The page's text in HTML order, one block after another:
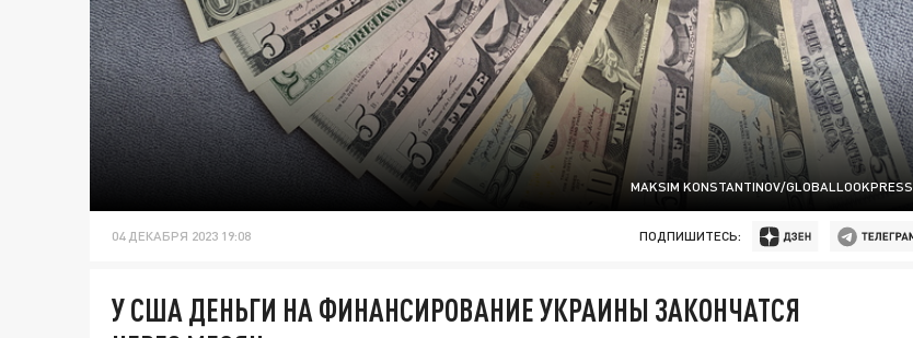
MAKSIM KONSTANTINOV/GLOBALLOOKPRESS
04 ДЕКАБРЯ 2023 19:08 ПОДПИШИТЕСЬ:
У США ДЕНЬГИ НА ФИНАНСИРОВАНИЕ УКРАИНЫ ЗАКОНЧАТСЯ